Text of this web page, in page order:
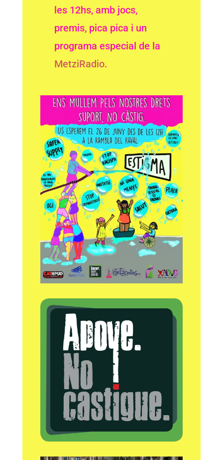
les 12hs, amb jocs,
premis, pica pica i un
programa especial de la
MetziRadio.